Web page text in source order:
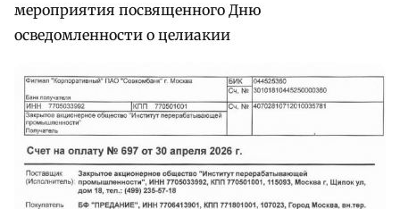
мероприятия посвященного Дню
осведомленности о целиакии